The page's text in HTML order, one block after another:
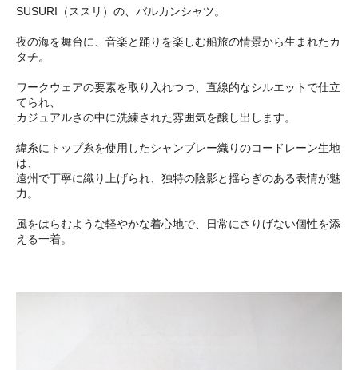
SUSURI（ススリ）の、バルカンシャツ。
夜の海を舞台に、音楽と踊りを楽しむ船旅の情景から生まれたカ
タチ。
ワークウェアの要素を取り入れつつ、直線的なシルエットで仕立
てられ、
カジュアルさの中に洗練された雰囲気を醸し出します。
緯糸にトップ糸を使用したシャンブレー織りのコードレーン生地
は、
遠州で丁寧に織り上げられ、独特の陰影と揺らぎのある表情が魅
力。
風をはらむような軽やかな着心地で、日常にさりげない個性を添
える一着。